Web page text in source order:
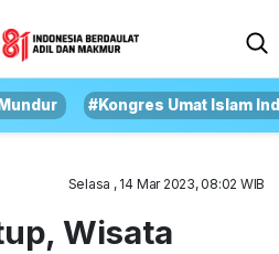
#Kongres Umat Islam
Selasa , 14 Mar 2023, 08:02 WIB
Wisata